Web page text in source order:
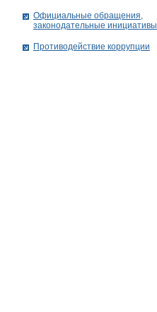
Официальные обращения,
законодательные инициативы
Противодействие коррупции